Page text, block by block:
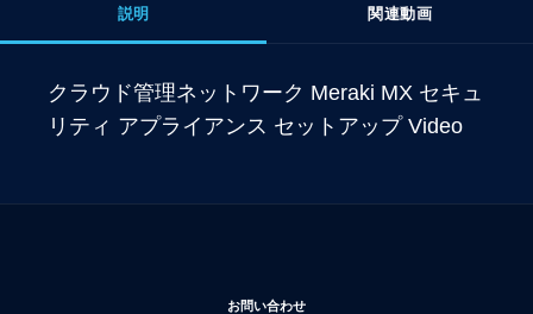
説明 関連動画
クラウド管理ネットワーク Meraki MX セキュ
リティ アプライアンス セットアップ Video
お問い合わせ新しいウィンドウで開く